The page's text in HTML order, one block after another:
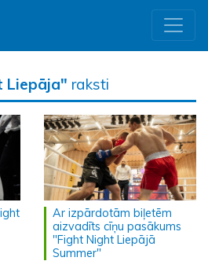
Liepāja" raksti
Ar izpārdotām biļetēm
aizvadīts cīņu pasākums
"Fight Night Liepājā
Summer"